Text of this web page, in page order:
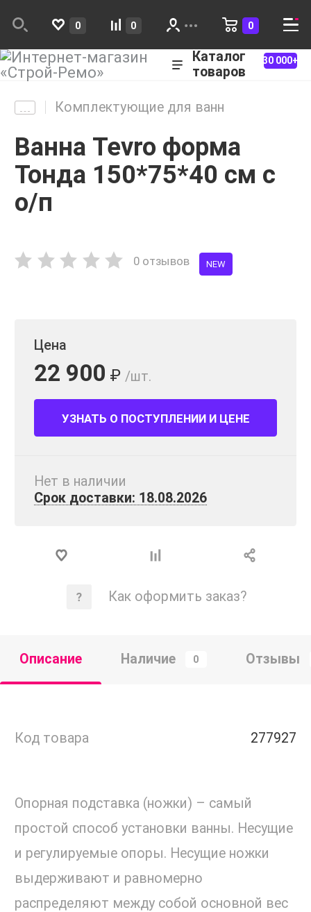
0 0 0
Каталог
товаров
30 000+
Комплектующие для ванн
Ванна Tevro форма
Тонда 150*75*40 см с
о/п
0 отзывов NEW
Цена
22 900 ₽ /шт.
УЗНАТЬ О ПОСТУПЛЕНИИ И ЦЕНЕ
Нет в наличии
Срок доставки: 18.08.2026
Как оформить заказ?
Описание Наличие 0 Отзывы
Код товара 277927
Опорная подставка (ножки) – самый
простой способ установки ванны. Несущие
и регулируемые опоры. Несущие ножки
выдерживают и равномерно
распределяют между собой основной вес